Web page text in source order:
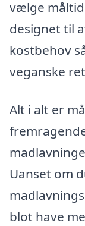
vælge
designet til
kostbehov
veganske
Alt i alt er
Uanset om
blot have